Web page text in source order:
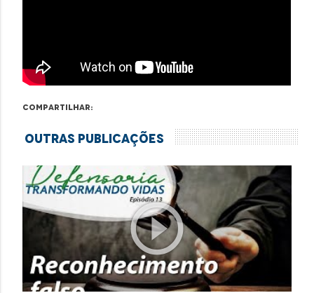
Compartilhar:
Outras Publicações
play_circle_outline